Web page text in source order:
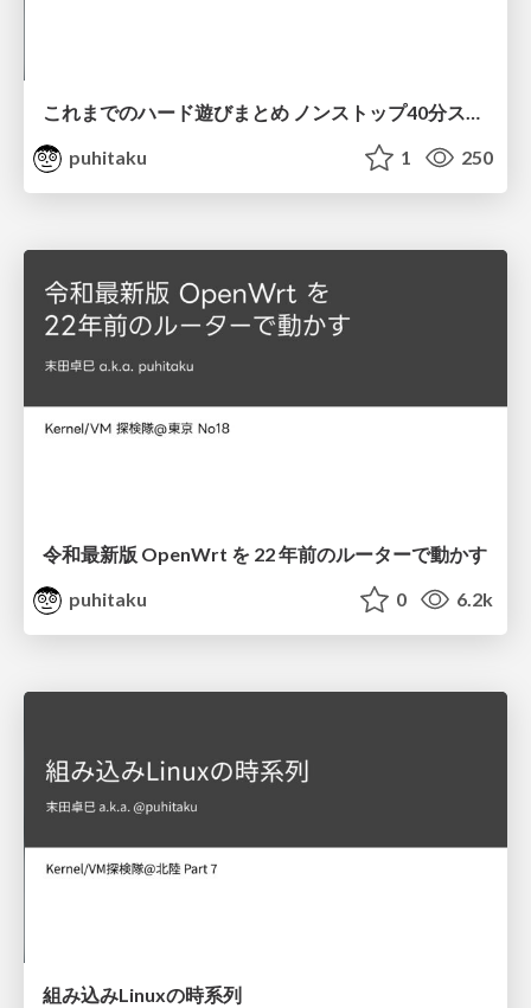
これまでのハード遊びまとめ ノンストップ40分スペシャル
puhitaku
1 250
令和最新版 OpenWrt を 22 年前のルーターで動かす
puhitaku
0 6.2k
組み込みLinuxの時系列